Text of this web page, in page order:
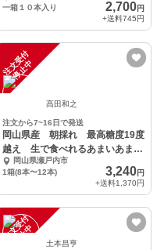
一箱１０本入り
2,700円
+送料745円
注
文
受
付
停
止
中
髙田和之
注文から7~16日で発送
岡山県産 朝採れ 最高糖度19度
越え 生で食べれるあまいあま〜
いとうもろこし
岡山県瀬戸内市
1箱(8本〜12本)
3,240円
+送料1,370円
注
文
受
付
停
止
中 土本昌亨